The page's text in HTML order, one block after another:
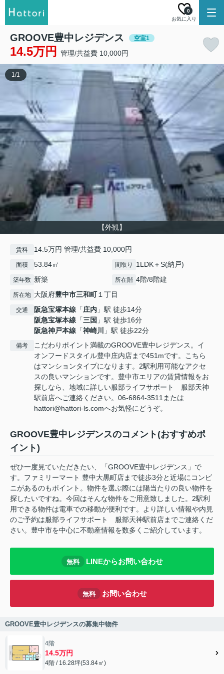
お気に入り
0
GROOVE豊中レジデンス 空室1
14.5万円 管理/共益費 10,000円
【外観】
1/1
賃料 14.5万円 管理/共益費 10,000円
面積 53.84㎡ 間取り 1LDK＋S(納戸)
築年数 新築 所在階 4階/8階建
所在地 大阪府豊中市三和町１丁目
交通 阪急宝塚本線 「庄内 」駅 徒歩14分
阪急宝塚本線 「三国 」駅 徒歩16分
阪急神戸本線 「神崎川 」駅 徒歩22分
備考
こだわりポイント満載のGROOVE豊中レジデンス。イ
オンフードスタイル豊中庄内店まで451mです。こちら
はマンションタイプになります。2駅利用可能なアクセ
スの良いマンションです。豊中市エリアの賃貸情報をお
探しなら、地域に詳しい服部ライフサポート 服部天神
駅前店へご連絡ください。06-6864-3511または
hattori@hattori-ls.comへお気軽にどうぞ。
GROOVE豊中レジデンスのコメント(おすすめポ
イント)
ぜひ一度見ていただきたい、「GROOVE豊中レジデンス」で
す。ファミリーマート 豊中大黒町店まで徒歩3分と近場にコンビ
ニがあるのもポイント。物件を選ぶ際には陽当たりの良い物件を
探したいですね。今回はそんな物件をご用意致しました。2駅利
用できる物件は電車での移動が便利です。より詳しい情報や内見
のご予約は服部ライフサポート 服部天神駅前店までご連絡くだ
さい。豊中市を中心に不動産情報を数多くご紹介しています。
無料 LINEからお問い合わせ
無料 お問い合わせ
GROOVE豊中レジデンスの募集中物件
4階
14.5万円
4階 / 16.28坪(53.84㎡)